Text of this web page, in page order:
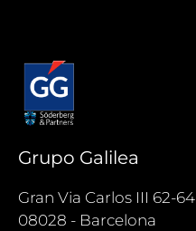
Grupo Galilea
Gran Via Carlos III 62-64
08028 - Barcelona